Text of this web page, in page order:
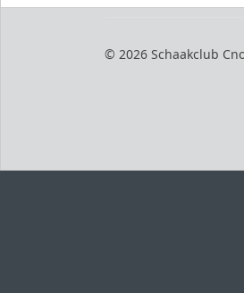
© 2026 Schaakclub